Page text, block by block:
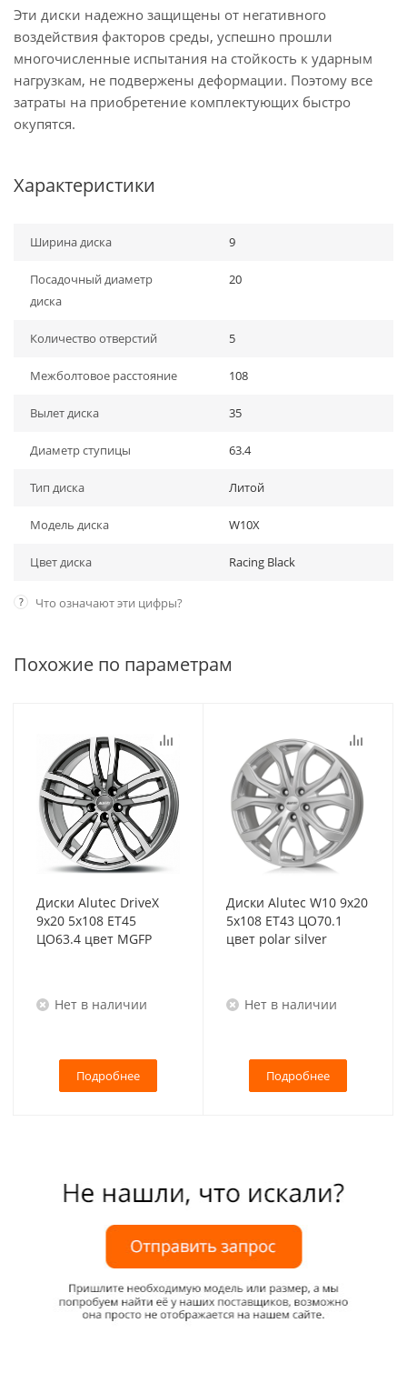
Эти диски надежно защищены от негативного
воздействия факторов среды, успешно прошли
многочисленные испытания на стойкость к ударным
нагрузкам, не подвержены деформации. Поэтому все
затраты на приобретение комплектующих быстро
окупятся.
Характеристики
Ширина диска 9
Посадочный диаметр
диска
20
Количество отверстий 5
Межболтовое расстояние 108
Вылет диска 35
Диаметр ступицы 63.4
Тип диска Литой
Модель диска W10X
Цвет диска Racing Black
? Что означают эти цифры?
Похожие по параметрам
Диски Alutec DriveX
9x20 5x108 ET45
ЦО63.4 цвет MGFP
Нет в наличии
Подробнее
Диски Alutec W10 9x20
5x108 ET43 ЦО70.1
цвет polar silver
Нет в наличии
Подробнее